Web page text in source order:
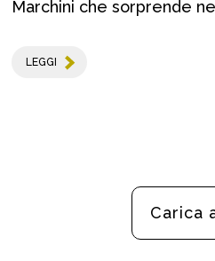
Marchini che sorprende
LEGGI
Carica